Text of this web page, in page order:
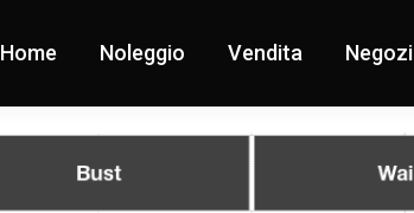
Home Noleggio Vendita Negozi